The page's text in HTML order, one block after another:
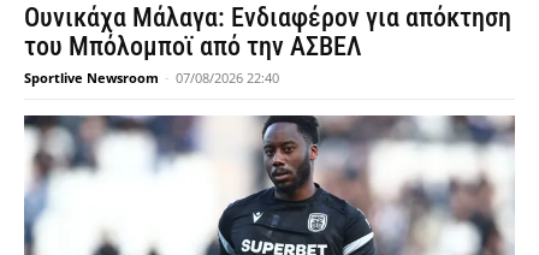
Ουνικάχα Μάλαγα: Ενδιαφέρον για απόκτηση
του Μπόλομποϊ από την ΑΣΒΕΛ
Sportlive Newsroom - 07/08/2026 22:40